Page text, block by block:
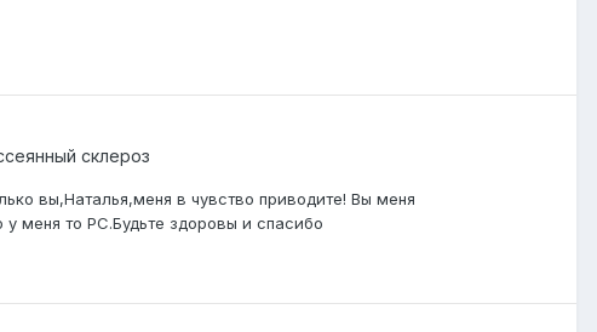
склероз
вы,Наталья,меня в чувство приводите! Вы меня
меня то РС.Будьте здоровы и спасибо